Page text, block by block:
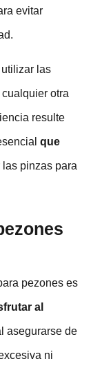
evitar
las
otra
resulte
que
pinzas para
pezones es
al
asegurarse de
ni